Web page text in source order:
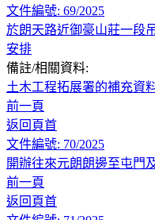
文件編號: 69/2025
於朗天路近御豪山莊一段
安排
備註/相關資料:
土木工程拓展署的補充資
前一頁
返回頁首
文件編號: 70/2025
開辦往來元朗朗邊至屯門
前一頁
返回頁首